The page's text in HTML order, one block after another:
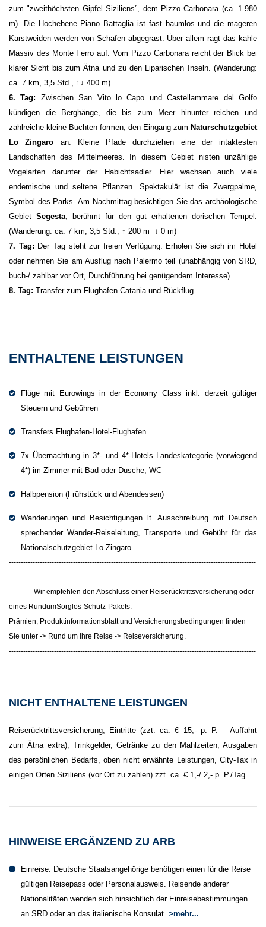
zum "zweithöchsten Gipfel Siziliens”, dem Pizzo Carbonara (ca. 1.980
m). Die Hochebene Piano Battaglia ist fast baumlos und die mageren
Karstweiden werden von Schafen abgegrast. Über allem ragt das kahle
Massiv des Monte Ferro auf. Vom Pizzo Carbonara reicht der Blick bei
klarer Sicht bis zum Ätna und zu den Liparischen Inseln. (Wanderung:
ca. 7 km, 3,5 Std., ↑↓ 400 m)
6. Tag: Zwischen San Vito lo Capo und Castellammare del Golfo
kündigen die Berghänge, die bis zum Meer hinunter reichen und
zahlreiche kleine Buchten formen, den Eingang zum Naturschutzgebiet
Lo Zingaro an. Kleine Pfade durchziehen eine der intaktesten
Landschaften des Mittelmeeres. In diesem Gebiet nisten unzählige
Vogelarten darunter der Habichtsadler. Hier wachsen auch viele
endemische und seltene Pflanzen. Spektakulär ist die Zwerg­palme,
Symbol des Parks. Am Nachmittag besichtigen Sie das archäologische
Gebiet Segesta, berühmt für den gut erhaltenen dorischen Tempel.
(Wanderung: ca. 7 km, 3,5 Std., ↑ 200 m ↓ 0 m)
7. Tag: Der Tag steht zur freien Verfügung. Erholen Sie sich im Hotel
oder nehmen Sie am Ausflug nach Palermo teil (unabhängig von SRD,
buch-/ zahlbar vor Ort, Durchführung bei genügendem Interesse).
8. Tag: Transfer zum Flughafen Catania und Rückflug.
ENTHALTENE LEISTUNGEN
Flüge mit Eurowings in der Economy Class inkl. derzeit gültiger
Steuern und Gebühren
Transfers Flughafen-Hotel-Flughafen
7x Übernachtung in 3*- und 4*-Hotels Landeskategorie (vorwiegend
4*) im Zimmer mit Bad oder Dusche, WC
Halbpension (Frühstück und Abendessen)
Wanderungen und Besichtigungen lt. Ausschreibung mit Deutsch
sprechender Wander-Reiseleitung, Transporte und Gebühr für das
Nationalschutzgebiet Lo Zingaro
--------------------------------------------------------------------------------------------------------
----------------------------------------------------------------------------------
Wir empfehlen den Abschluss einer Reiserücktrittsversicherung oder
eines RundumSorglos-Schutz-Pakets.
Prämien, Produktinformationsblatt und Versicherungsbedingungen finden
Sie unter -> Rund um Ihre Reise -> Reiseversicherung.
--------------------------------------------------------------------------------------------------------
----------------------------------------------------------------------------------
NICHT ENTHALTENE LEISTUNGEN
Reiserücktrittsversicherung, Eintritte (zzt. ca. € 15,- p. P. – Auffahrt
zum Ätna extra), Trinkgelder, Getränke zu den Mahlzeiten, Ausgaben
des persönlichen Bedarfs, oben nicht erwähnte Leistungen, City-Tax in
einigen Orten Siziliens (vor Ort zu zahlen) zzt. ca. € 1,-/ 2,- p. P./Tag
HINWEISE ERGÄNZEND ZU ARB
Einreise: Deutsche Staatsangehörige benötigen einen für die Reise
gültigen Reisepass oder Personalausweis. Reisende anderer
Nationalitäten wenden sich hinsichtlich der Einreisebestimmungen
an SRD oder an das italienische Konsulat. >mehr...